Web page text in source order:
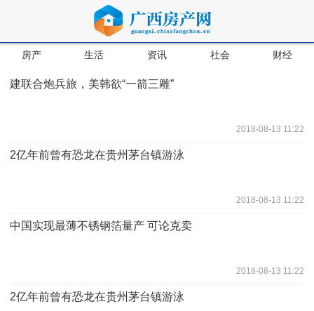
房产 生活 资讯 社会 财经
建联合炮兵旅，美韩欲“一箭三雕”
2018-08-13 11:22
2亿年前曾有恐龙在贵州茅台镇游泳
2018-08-13 11:22
中国实现最薄不锈钢箔量产 可论克卖
2018-08-13 11:22
2亿年前曾有恐龙在贵州茅台镇游泳